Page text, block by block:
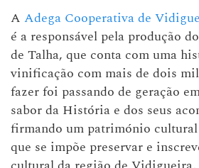
A Adega Cooperativa de
é a responsável pela produção
de Talha, que conta com uma
vinificação com mais de dois
fazer foi passando de geração
sabor da História e dos seus
firmando um património
que se impõe preservar e